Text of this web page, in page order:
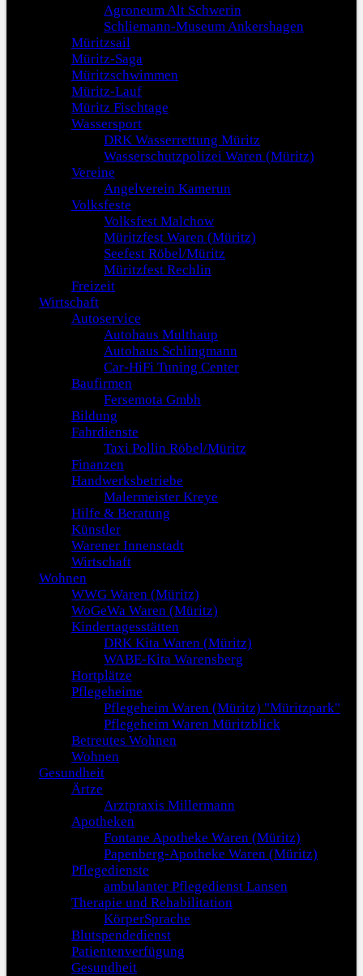
Agroneum Alt Schwerin
Schliemann-Museum Ankershagen
Müritzsail
Müritz-Saga
Müritzschwimmen
Müritz-Lauf
Müritz Fischtage
Wassersport
DRK Wasserrettung Müritz
Wasserschutzpolizei Waren (Müritz)
Vereine
Angelverein Kamerun
Volksfeste
Volksfest Malchow
Müritzfest Waren (Müritz)
Seefest Röbel/Müritz
Müritzfest Rechlin
Freizeit
Wirtschaft
Autoservice
Autohaus Multhaup
Autohaus Schlingmann
Car-HiFi Tuning Center
Baufirmen
Fersemota Gmbh
Bildung
Fahrdienste
Taxi Pollin Röbel/Müritz
Finanzen
Handwerksbetriebe
Malermeister Kreye
Hilfe & Beratung
Künstler
Warener Innenstadt
Wirtschaft
Wohnen
WWG Waren (Müritz)
WoGeWa Waren (Müritz)
Kindertagesstätten
DRK Kita Waren (Müritz)
WABE-Kita Warensberg
Hortplätze
Pflegeheime
Pflegeheim Waren (Müritz) "Müritzpark"
Pflegeheim Waren Müritzblick
Betreutes Wohnen
Wohnen
Gesundheit
Ärtze
Arztpraxis Millermann
Apotheken
Fontane Apotheke Waren (Müritz)
Papenberg-Apotheke Waren (Müritz)
Pflegedienste
ambulanter Pflegedienst Lansen
Therapie und Rehabilitation
KörperSprache
Blutspendedienst
Patientenverfügung
Gesundheit